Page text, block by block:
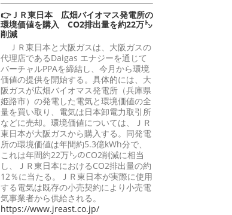
👉ＪＲ東日本 広畑バイオマス発電所の
環境価値を購入 CO2排出量を約22万㌧
削減
ＪＲ東日本と大阪ガスは、大阪ガスの
代理店であるDaigas エナジーを通じて
バーチャルPPAを締結し、今月から環境
価値の提供を開始する。具体的には、大
阪ガスが広畑バイオマス発電所（兵庫県
姫路市）の発電した電気と環境価値の全
量を買い取り、電気は日本卸電力取引所
などに売却。環境価値については、ＪＲ
東日本が大阪ガスから購入する。同発電
所の環境価値は年間約5.3億kWh分で、
これは年間約22万㌧のCO2削減に相当
し、ＪＲ東日本におけるCO2排出量の約
12％に当たる。ＪＲ東日本が実際に使用
する電気は既存の小売契約により小売電
気事業者から供給される。
https://www.jreast.co.jp/